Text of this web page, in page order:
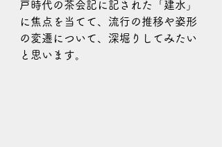
戸時代の茶会記に記された「建水」
に焦点を当てて、流行の推移や姿形
の変遷について、深堀りしてみたい
と思います。